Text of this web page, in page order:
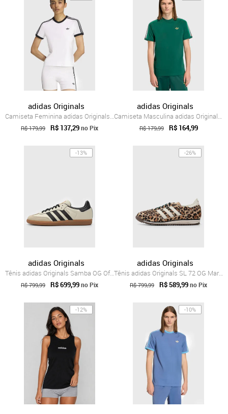
adidas Originals
Camiseta Feminina adidas Originals 3S Slim Branca
R$ 179,99 R$ 137,29no Pix
adidas Originals
Camiseta Masculina adidas Originals 3 St...
R$ 179,99 R$ 164,99
-13%
adidas Originals
Tênis adidas Originals Samba OG Off-White
R$ 799,99 R$ 699,99no Pix
-26%
adidas Originals
Tênis adidas Originals SL 72 OG Marrom
R$ 799,99 R$ 589,99no Pix
-12% -10%